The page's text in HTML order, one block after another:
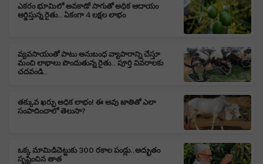
ఎకరం భూమిలో అవకాడో సాగుతో అధిక ఆదాయం
ఆర్జిస్తున్న రైతు.. ఏకంగా 4 లక్షల లాభం
వ్యవసాయంతో పాటు అనుబంధ వ్యాపారాన్ని చేస్తూ
మంచి లాభాలు పొందుతున్న రైతు.. పూర్తి వివరాలకు
చదవండి..
తక్కువ ఖర్చు అధిక లాభం! ఈ ఆవు జాతితో ఎలా
సంపాదించాలో తెలుసా?
ఒక్క మామిడిచెట్టుకు 300 రకాల పండ్లు..అద్భుతం
సృష్టించిన తాత